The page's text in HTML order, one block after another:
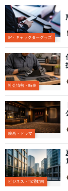
IP・キャラクターグッズ
社会情勢・時事
映画・ドラマ
ビジネス・市場動向